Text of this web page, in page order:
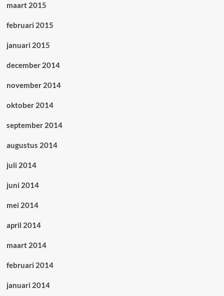
maart 2015
februari 2015
januari 2015
december 2014
november 2014
oktober 2014
september 2014
augustus 2014
juli 2014
juni 2014
mei 2014
april 2014
maart 2014
februari 2014
januari 2014